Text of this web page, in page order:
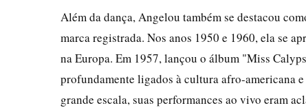
Além da dança, Angelou também se destacou
marca registrada. Nos anos 1950 e 1960, ela se
na Europa. Em 1957, lançou o álbum "Miss
profundamente ligados à cultura afro-americana
grande escala, suas performances ao vivo eram